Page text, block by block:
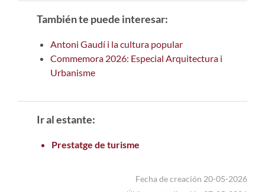
También te puede interesar:
Antoni Gaudí i la cultura popular
Commemora 2026: Especial Arquitectura i
Urbanisme
Ir al estante:
Prestatge de turisme
Fecha de creación 20-05-2026